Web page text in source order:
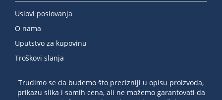
Uslovi poslovanja
O nama
Uputstvo za kupovinu
Troškovi slanja
Trudimo se da budemo što precizniji u opisu proizvoda,
prikazu slika i samih cena, ali ne možemo garantovati da